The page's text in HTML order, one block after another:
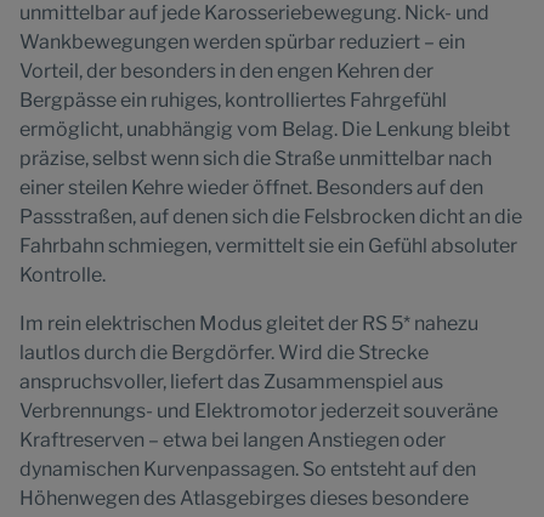
unmittelbar auf jede Karosseriebewegung. Nick- und
Wankbewegungen werden spürbar reduziert – ein
Vorteil, der besonders in den engen Kehren der
Bergpässe ein ruhiges, kontrolliertes Fahrgefühl
ermöglicht, unabhängig vom Belag. Die Lenkung bleibt
präzise, selbst wenn sich die Straße unmittelbar nach
einer steilen Kehre wieder öffnet. Besonders auf den
Passstraßen, auf denen sich die Felsbrocken dicht an die
Fahrbahn schmiegen, vermittelt sie ein Gefühl absoluter
Kontrolle.
Im rein elektrischen Modus gleitet der RS 5* nahezu
lautlos durch die Bergdörfer. Wird die Strecke
anspruchsvoller, liefert das Zusammenspiel aus
Verbrennungs- und Elektromotor jederzeit souveräne
Kraftreserven – etwa bei langen Anstiegen oder
dynamischen Kurvenpassagen. So entsteht auf den
Höhenwegen des Atlasgebirges dieses besondere